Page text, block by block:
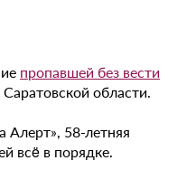
пропавшей без вести
области.
58-летняя
всë в порядке.